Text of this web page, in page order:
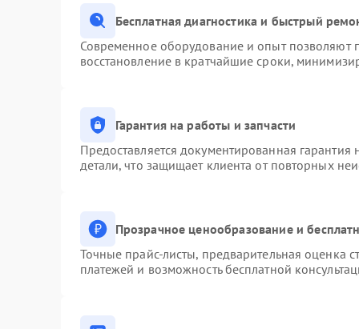
Бесплатная диагностика и быстрый
Современное оборудование и опыт позволяют
восстановление в кратчайшие сроки,
Гарантия на работы и запчасти
Предоставляется документированная
детали, что защищает клиента от повторных
Прозрачное ценообразование и
Точные прайс-листы, предварительная оценка
платежей и возможность бесплатной